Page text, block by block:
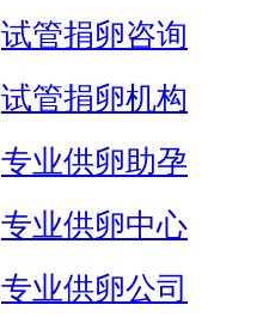
试管捐卵咨询
试管捐卵机构
专业供卵助孕
专业供卵中心
专业供卵公司